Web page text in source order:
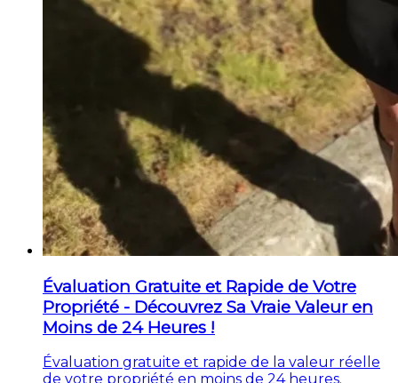
Évaluation Gratuite et Rapide de Votre
Propriété - Découvrez Sa Vraie Valeur en
Moins de 24 Heures !
Évaluation gratuite et rapide de la valeur réelle
de votre propriété en moins de 24 heures.